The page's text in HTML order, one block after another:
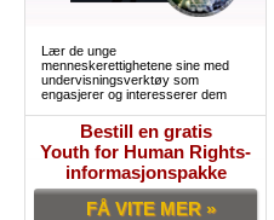
Lær de unge
menneskerettighetene sine med
undervisningsverktøy som
engasjerer og interesserer dem
Bestill en gratis
Youth for Human Rights-
informasjonspakke
FÅ VITE MER »